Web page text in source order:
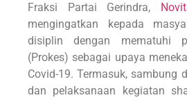
Fraksi Partai Gerindra,
mengingatkan kepada
disiplin dengan mematuhi
(Prokes) sebagai upaya
Covid-19. Termasuk, sambung
dan pelaksanaan kegiatan